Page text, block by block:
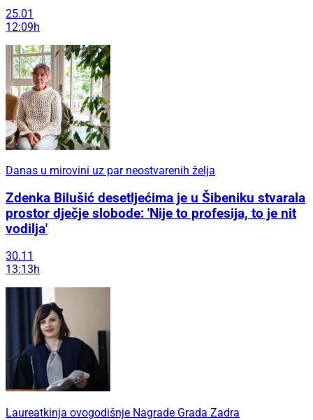
25.01
12:09h
Danas u mirovini uz par neostvarenih želja
Zdenka Bilušić desetljećima je u Šibeniku stvarala
prostor dječje slobode: 'Nije to profesija, to je nit
vodilja'
30.11
13:13h
Laureatkinja ovogodišnje Nagrade Grada Zadra